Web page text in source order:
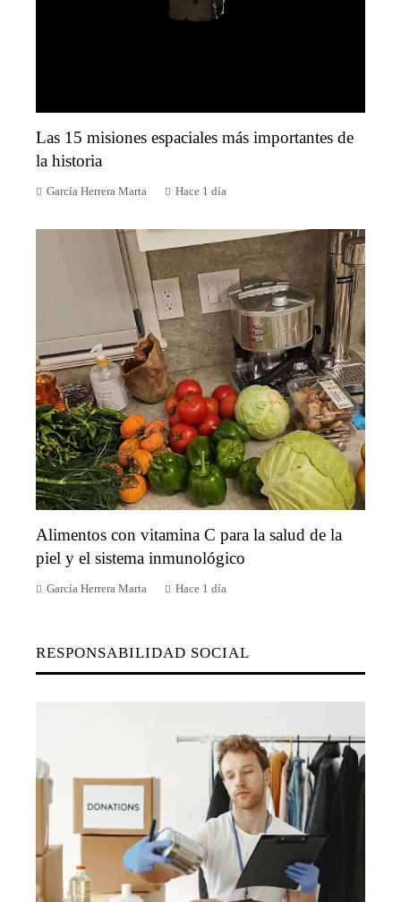
Las 15 misiones espaciales más importantes de
la historia
García Herrera Marta Hace 1 día
Alimentos con vitamina C para la salud de la
piel y el sistema inmunológico
García Herrera Marta Hace 1 día
RESPONSABILIDAD SOCIAL